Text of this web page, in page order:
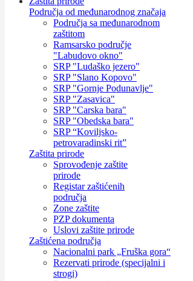
Područja od međunarodnog značaja
Područja sa međunarodnom
zaštitom
Ramsarsko područje
"Labudovo okno"
SRP "Ludaško jezero"
SRP "Slano Kopovo"
SRP "Gornje Podunavlje"
SRP "Zasavica"
SRP "Carska bara"
SRP "Obedska bara"
SRP “Koviljsko-
petrovaradinski rit”
Zaštita prirode
Sprovođenje zaštite
prirode
Registar zaštićenih
područja
Zone zaštite
PZP dokumenta
Uslovi zaštite prirode
Zaštićena područja
Nacionalni park „Fruška gora“
Rezervati prirode (specijalni i
strogi)